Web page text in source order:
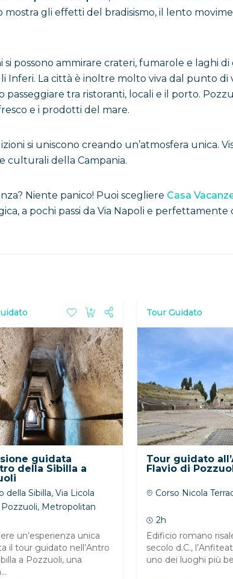
gli effetti del bradisismo, il lento
si possono ammirare crateri, fumarole e laghi di
Inferi. La città è inoltre molto viva dal punto di
tra ristoranti, locali e il porto.
e i prodotti del mare.
si uniscono creando un’atmosfera unica.
culturali della Campania.
Niente panico! Puoi scegliere Casa
a pochi passi da Via Napoli e perfettamente
Tour Guidato
Tour guidato
Flavio di
Corso Nicola
2h
Edificio romano
secolo d.C.,
uno dei luoghi più
guidata
della Sibilla a
della Sibilla, Via Licola
Pozzuoli, Metropolitan
Italy
un’esperienza unica
il tour guidato nell’Antro
a Pozzuoli, una